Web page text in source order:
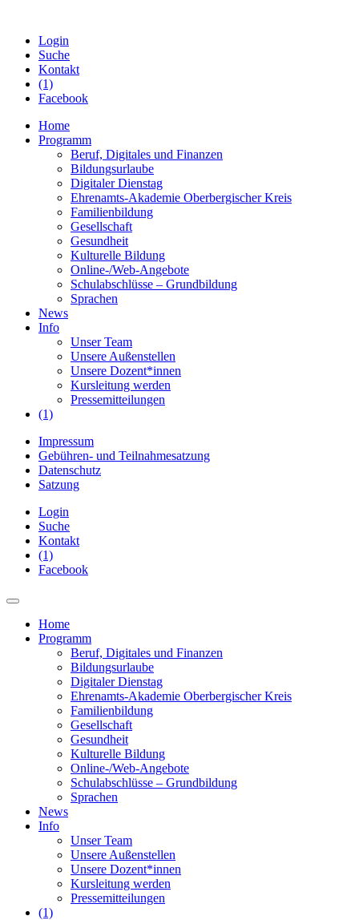
Login
Suche
Kontakt
(1)
Facebook
Home
Programm
Beruf, Digitales und Finanzen
Bildungsurlaube
Digitaler Dienstag
Ehrenamts-Akademie Oberbergischer Kreis
Familienbildung
Gesellschaft
Gesundheit
Kulturelle Bildung
Online-/Web-Angebote
Schulabschlüsse – Grundbildung
Sprachen
News
Info
Unser Team
Unsere Außenstellen
Unsere Dozent*innen
Kursleitung werden
Pressemitteilungen
(1)
Impressum
Gebühren- und Teilnahmesatzung
Datenschutz
Satzung
Login
Suche
Kontakt
(1)
Facebook
Home
Programm
Beruf, Digitales und Finanzen
Bildungsurlaube
Digitaler Dienstag
Ehrenamts-Akademie Oberbergischer Kreis
Familienbildung
Gesellschaft
Gesundheit
Kulturelle Bildung
Online-/Web-Angebote
Schulabschlüsse – Grundbildung
Sprachen
News
Info
Unser Team
Unsere Außenstellen
Unsere Dozent*innen
Kursleitung werden
Pressemitteilungen
(1)